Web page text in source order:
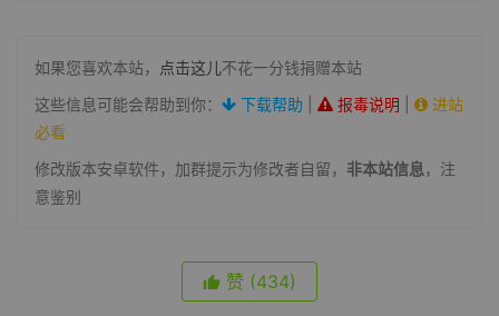
如果您喜欢本站， 点击这儿不花一分钱捐赠本站
这些信息可能会帮助到你：
下载帮助 报毒说明
进站
必看
修改版本安卓软件，加群提示为修改者自留， 非本站信息，注
意鉴别
赞 (434)